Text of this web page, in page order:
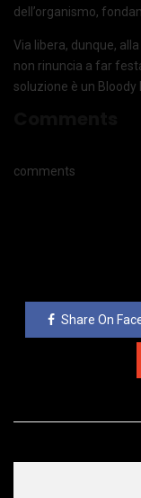
dell’organismo,
Via libera, dunque,
non rinuncia a far
soluzione è un Bloody
comments
Share On